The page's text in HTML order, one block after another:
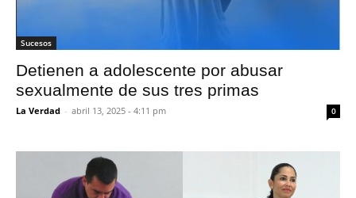
Sucesos
Detienen a adolescente por abusar
sexualmente de sus tres primas
La Verdad - abril 13, 2025 - 4:11 pm 0